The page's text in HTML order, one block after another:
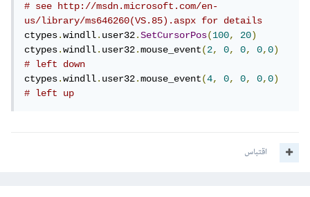
# see http://msdn.microsoft.com/en-
us/library/ms646260(VS.85).aspx for details
ctypes.windll.user32.SetCursorPos(100, 20)
ctypes.windll.user32.mouse_event(2, 0, 0, 0,0)
# left down
ctypes.windll.user32.mouse_event(4, 0, 0, 0,0)
# left up
اقتباس